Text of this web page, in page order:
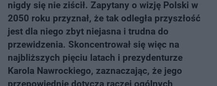
nigdy się nie ziścił. Zapytany o wizję Polski w
2050 roku przyznał, że tak odległa przyszłość
jest dla niego zbyt niejasna i trudna do
przewidzenia. Skoncentrował się więc na
najbliższych pięciu latach i prezydenturze
Karola Nawrockiego, zaznaczając, że jego